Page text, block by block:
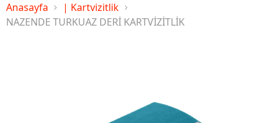
Anasayfa
| Kartvizitlik
NAZENDE TURKUAZ DERİ KARTVİZİTLİK